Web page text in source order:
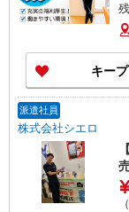
残
有) お友達を紹介頂くと, インセン
有) ★月2回払い・週払
○
キープ
派遣社員
株式会社シエロ